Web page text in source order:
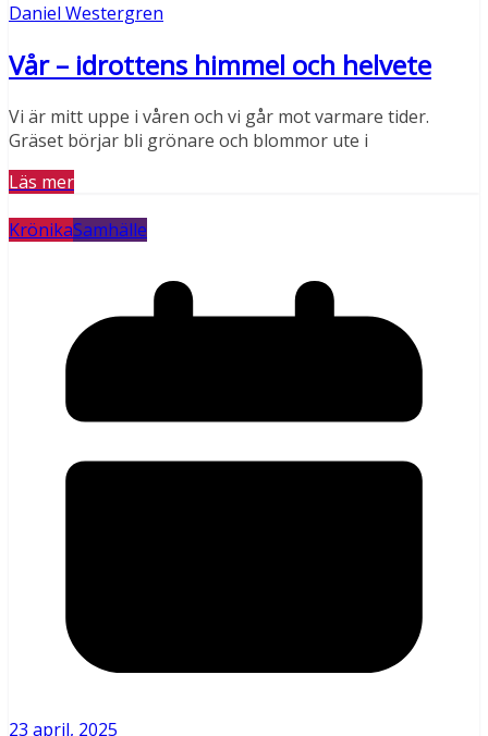
Daniel Westergren
Vår – idrottens himmel och helvete
Vi är mitt uppe i våren och vi går mot varmare tider.
Gräset börjar bli grönare och blommor ute i
Läs mer
KrönikaSamhälle
23 april, 2025